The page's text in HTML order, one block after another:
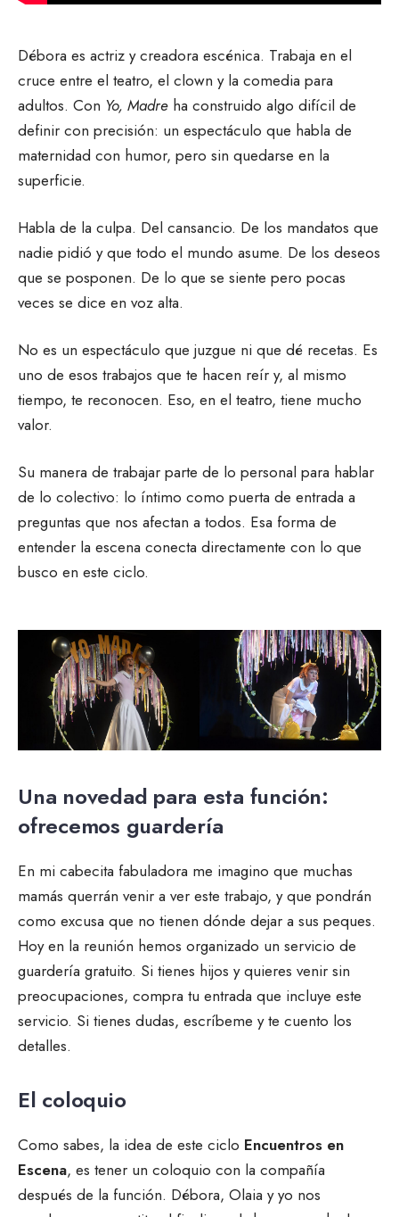
Débora es actriz y creadora escénica. Trabaja en el
cruce entre el teatro, el clown y la comedia para
adultos. Con Yo, Madre ha construido algo difícil de
definir con precisión: un espectáculo que habla de
maternidad con humor, pero sin quedarse en la
superficie.
Habla de la culpa. Del cansancio. De los mandatos que
nadie pidió y que todo el mundo asume. De los deseos
que se posponen. De lo que se siente pero pocas
veces se dice en voz alta.
No es un espectáculo que juzgue ni que dé recetas. Es
uno de esos trabajos que te hacen reír y, al mismo
tiempo, te reconocen. Eso, en el teatro, tiene mucho
valor.
Su manera de trabajar parte de lo personal para hablar
de lo colectivo: lo íntimo como puerta de entrada a
preguntas que nos afectan a todos. Esa forma de
entender la escena conecta directamente con lo que
busco en este ciclo.
Una novedad para esta función:
ofrecemos guardería
En mi cabecita fabuladora me imagino que muchas
mamás querrán venir a ver este trabajo, y que pondrán
como excusa que no tienen dónde dejar a sus peques.
Hoy en la reunión hemos organizado un servicio de
guardería gratuito. Si tienes hijos y quieres venir sin
preocupaciones, compra tu entrada que incluye este
servicio. Si tienes dudas, escríbeme y te cuento los
detalles.
El coloquio
Como sabes, la idea de este ciclo Encuentros en
Escena, es tener un coloquio con la compañía
después de la función. Débora, Olaia y yo nos